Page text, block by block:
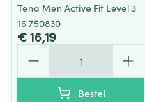
Tena Men Active Fit Level 3
16 750830
€ 16,19
Bestel